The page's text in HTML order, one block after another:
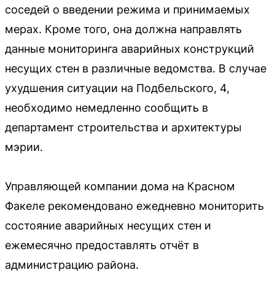
соседей о введении режима и принимаемых
мерах. Кроме того, она должна направлять
данные мониторинга аварийных конструкций
несущих стен в различные ведомства. В случае
ухудшения ситуации на Подбельского, 4,
необходимо немедленно сообщить в
департамент строительства и архитектуры
мэрии.
Управляющей компании дома на Красном
Факеле рекомендовано ежедневно мониторить
состояние аварийных несущих стен и
ежемесячно предоставлять отчёт в
администрацию района.